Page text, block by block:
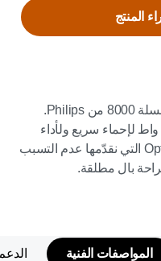
عملية كيّ سهلة جدًا بفضل Azur السلسلة 8000 من Philips.
يمكنك البدء بسرعة تامة مع قوة 300 واط لإحماء سريع ولأداء
قوي. كذلك، تضمن تقنية OptimalTEMP التي نقدّمها عدم التسبب
بال مطلقة.
المنتج
المواصفات الفنية